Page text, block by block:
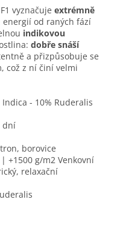
vyznačuje extrémně
energií od raných fází
indikovou
dobře snáší
a přizpůsobuje se
což z ní činí velmi
Indica - 10% Ruderalis
dní
borovice
+1500 g/m2 Venkovní
relaxační